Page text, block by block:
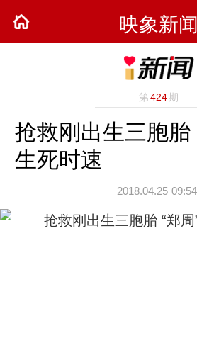
映象新闻
第424期
抢救刚出生三胞胎
生死时速
2018.04.25 09:54